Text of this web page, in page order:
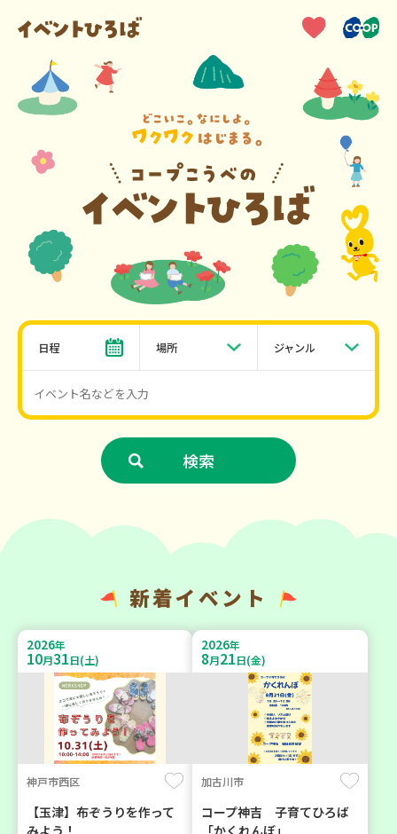
日程 場所 ジャンル
新着イベント
2026年
10月31日(土)
神戸市西区
【玉津】布ぞうりを作って
みよう！
2026年
8月21日(金)
加古川市
コープ神吉 子育てひろば
「かくれんぼ」